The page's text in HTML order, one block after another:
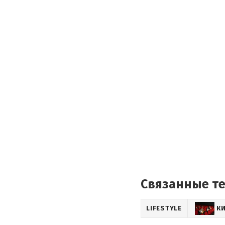
Связанные
LIFESTYLE